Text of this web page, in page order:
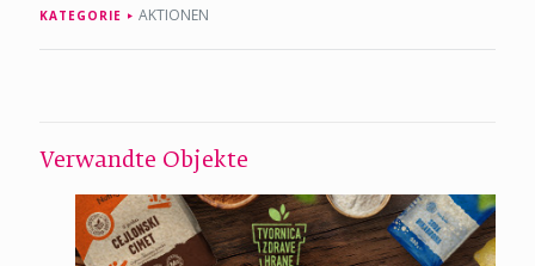
KATEGORIE AKTIONEN
Verwandte Objekte